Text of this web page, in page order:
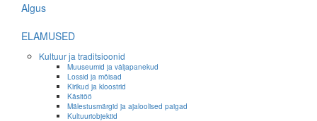
Algus
ELAMUSED
Kultuur ja traditsioonid
Muuseumid ja väljapanekud
Lossid ja mõisad
Kirikud ja kloostrid
Käsitöö
Mälestusmärgid ja ajaloolised paigad
Kultuuriobjektid